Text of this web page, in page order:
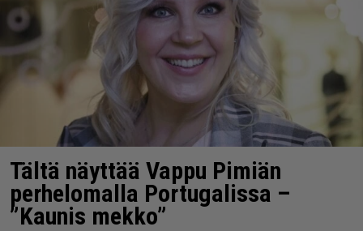
Tältä näyttää Vappu Pimiän
perhelomalla Portugalissa –
”Kaunis mekko”